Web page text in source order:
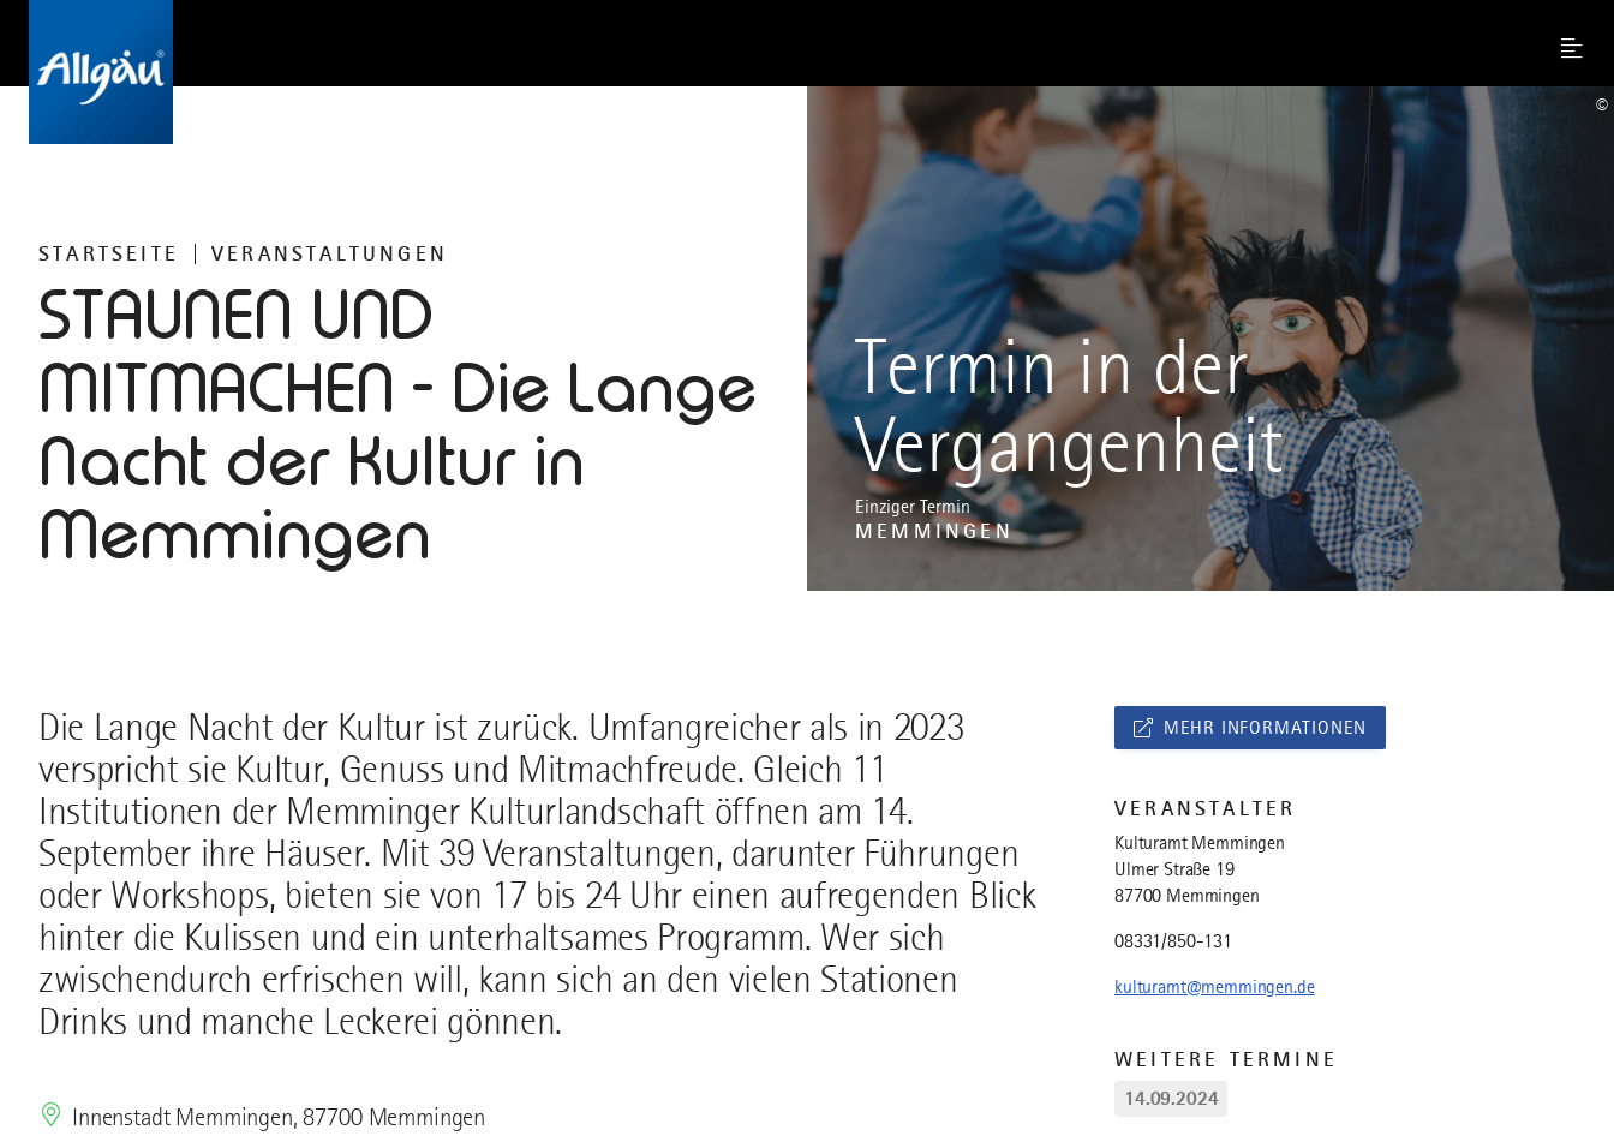
Menu
STARTSEITE VERANSTALTUNGEN
STAUNEN UND
MITMACHEN - Die Lange
Nacht der Kultur in
Memmingen
Termin in der
Vergangenheit
Einziger Termin
MEMMINGEN
©
Die Lange Nacht der Kultur ist zurück. Umfangreicher als in 2023
verspricht sie Kultur, Genuss und Mitmachfreude. Gleich 11
Institutionen der Memminger Kulturlandschaft öffnen am 14.
September ihre Häuser. Mit 39 Veranstaltungen, darunter Führungen
oder Workshops, bieten sie von 17 bis 24 Uhr einen aufregenden Blick
hinter die Kulissen und ein unterhaltsames Programm. Wer sich
zwischendurch erfrischen will, kann sich an den vielen Stationen
Drinks und manche Leckerei gönnen.
Innenstadt Memmingen, 87700 Memmingen
MEHR INFORMATIONEN
VERANSTALTER
Kulturamt Memmingen
Ulmer Straße 19
87700 Memmingen
08331/850-131
kulturamt@memmingen.de
WEITERE TERMINE
14.09.2024